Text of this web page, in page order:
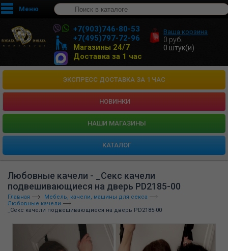
Меню
+7(903)746-80-53
+7(495)797-72-96
Магазины 24/7
Доставка за 1 час
Ваша корзина
0 руб.
0 штук(и)
ЭКСПРЕСС ДОСТАВКА ЗА 1 ЧАС
НОВИНКИ
HАШИ МАГАЗИНЫ
КАТАЛОГ
Любовные качели - _Секс качели
подвешивающиеся на дверь PD2185-00
Главная
Мебель, качели, машины для секса
Любовные качели
_Секс качели подвешивающиеся на дверь PD2185-00